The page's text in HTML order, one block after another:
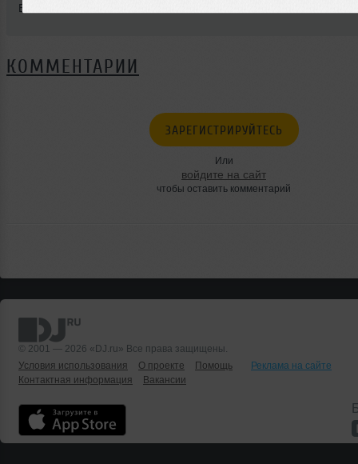
BPM: 124 — 128
КОММЕНТАРИИ
ЗАРЕГИСТРИРУЙТЕСЬ
Или
войдите на сайт
чтобы оставить комментарий
© 2001 — 2026 «DJ.ru» Все права защищены.
Условия использования
О проекте Помощь
Реклама на сайте
Контактная информация
Вакансии